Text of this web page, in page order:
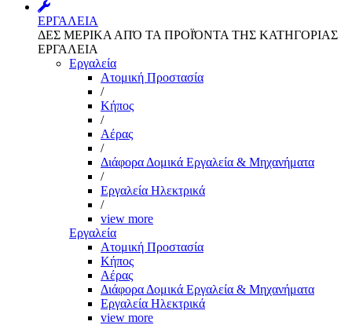
ΕΡΓΑΛΕΙΑ
ΔΕΣ ΜΕΡΙΚΑ ΑΠΌ ΤΑ ΠΡΟΪΌΝΤΑ ΤΗΣ ΚΑΤΗΓΟΡΙΑΣ
ΕΡΓΑΛΕΙΑ
Εργαλεία
Aτομική Προστασία
/
Kήπος
/
Αέρας
/
Διάφορα Δομικά Εργαλεία & Μηχανήματα
/
Εργαλεία Ηλεκτρικά
/
view more
Εργαλεία
Aτομική Προστασία
Kήπος
Αέρας
Διάφορα Δομικά Εργαλεία & Μηχανήματα
Εργαλεία Ηλεκτρικά
view more